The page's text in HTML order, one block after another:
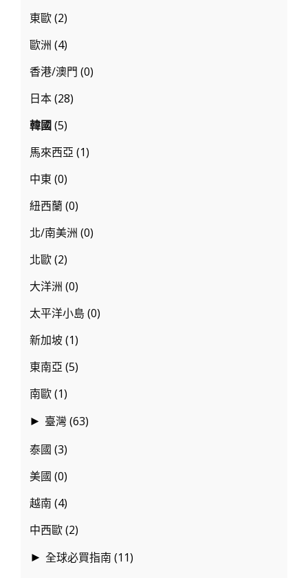
東歐(2)
歐洲 (4)
香港/澳門 (0)
日本(28)
韓國(5)
馬來西亞(1)
中東(0)
紐西蘭(0)
北/南美洲 (0)
北歐(2)
大洋洲 (0)
太平洋小島(0)
新加坡(1)
東南亞(5)
南歐(1)
► 臺灣 (63)
泰國 (3)
美國 (0)
越南 (4)
中西歐(2)
► 全球必買指南 (11)